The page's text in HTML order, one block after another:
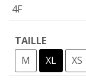
4F
TAILLE
M
XL XS